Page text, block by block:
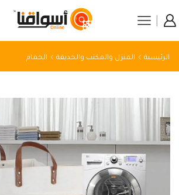
الرئيسية المنزل والمكتب والحديقة الحمام